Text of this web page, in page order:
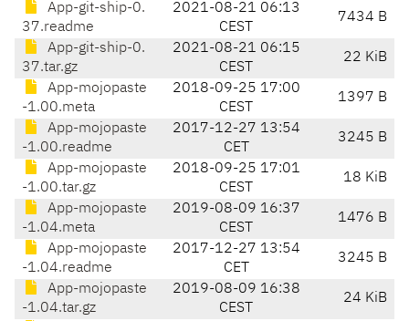
App-git-ship-0.
37.readme
2021-08-21 06:13
CEST
7434 B
App-git-ship-0.
37.tar.gz
2021-08-21 06:15
CEST
22 KiB
App-mojopaste
-1.00.meta
2018-09-25 17:00
CEST
1397 B
App-mojopaste
-1.00.readme
2017-12-27 13:54
CET
3245 B
App-mojopaste
-1.00.tar.gz
2018-09-25 17:01
CEST
18 KiB
App-mojopaste
-1.04.meta
2019-08-09 16:37
CEST
1476 B
App-mojopaste
-1.04.readme
2017-12-27 13:54
CET
3245 B
App-mojopaste
-1.04.tar.gz
2019-08-09 16:38
CEST
24 KiB